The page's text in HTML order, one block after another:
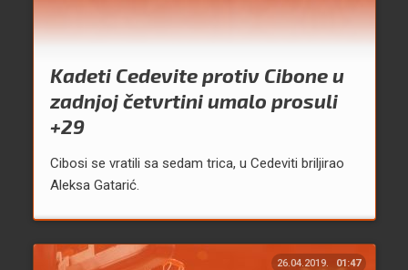
Kadeti Cedevite protiv Cibone u
zadnjoj četvrtini umalo prosuli
+29
Cibosi se vratili sa sedam trica, u Cedeviti briljirao
Aleksa Gatarić.
26.04.2019. 01:47